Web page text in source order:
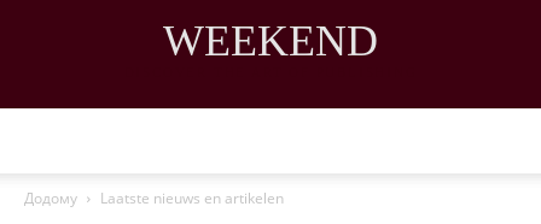
WEEKEND
Додому Laatste nieuws en artikelen